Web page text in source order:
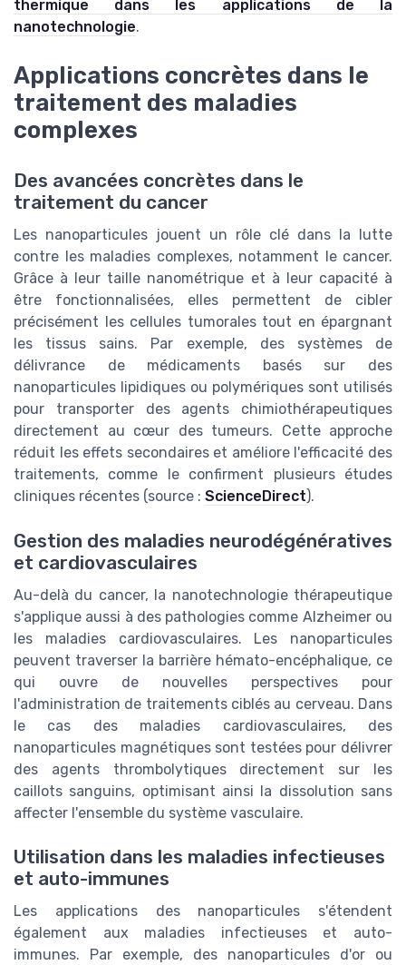
thermique dans les applications de la
nanotechnologie.
Applications concrètes dans le
traitement des maladies
complexes
Des avancées concrètes dans le
traitement du cancer
Les nanoparticules jouent un rôle clé dans la lutte
contre les maladies complexes, notamment le cancer.
Grâce à leur taille nanométrique et à leur capacité à
être fonctionnalisées, elles permettent de cibler
précisément les cellules tumorales tout en épargnant
les tissus sains. Par exemple, des systèmes de
délivrance de médicaments basés sur des
nanoparticules lipidiques ou polymériques sont utilisés
pour transporter des agents chimiothérapeutiques
directement au cœur des tumeurs. Cette approche
réduit les effets secondaires et améliore l'efficacité des
traitements, comme le confirment plusieurs études
cliniques récentes (source : ScienceDirect).
Gestion des maladies neurodégénératives
et cardiovasculaires
Au-delà du cancer, la nanotechnologie thérapeutique
s'applique aussi à des pathologies comme Alzheimer ou
les maladies cardiovasculaires. Les nanoparticules
peuvent traverser la barrière hémato-encéphalique, ce
qui ouvre de nouvelles perspectives pour
l'administration de traitements ciblés au cerveau. Dans
le cas des maladies cardiovasculaires, des
nanoparticules magnétiques sont testées pour délivrer
des agents thrombolytiques directement sur les
caillots sanguins, optimisant ainsi la dissolution sans
affecter l'ensemble du système vasculaire.
Utilisation dans les maladies infectieuses
et auto-immunes
Les applications des nanoparticules s'étendent
également aux maladies infectieuses et auto-
immunes. Par exemple, des nanoparticules d'or ou